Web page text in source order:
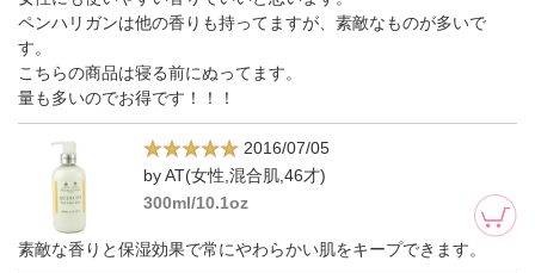
ペンハリガンは他の香りも持ってますが、素敵なものが多いで
す。
こちらの商品は寝る前にぬってます。
量も多いのでお得です！！！
2016/07/05
by AT(女性,混合肌,46才)
300ml/10.1oz
素敵な香りと保湿効果で常にやわらかい肌をキープできます。